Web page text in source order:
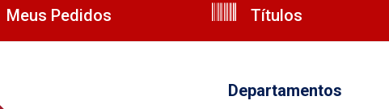
Meus Pedidos Títulos
Departamentos